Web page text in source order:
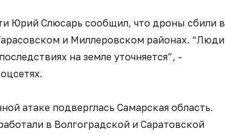
Юрий Слюсарь сообщил, что дроны сбили в
и Миллеровском районах. “Люди
на земле уточняется”, -
атаке подверглась Самарская область.
в Волгоградской и Саратовской